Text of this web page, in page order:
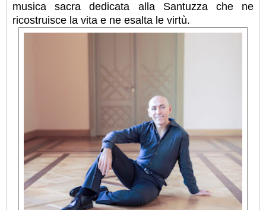
musica sacra dedicata alla Santuzza che ne
ricostruisce la vita e ne esalta le virtù.